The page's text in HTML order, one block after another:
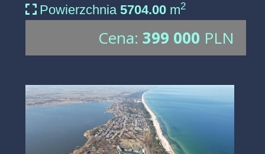
Powierzchnia5704.00 m2
Cena: 399 000 PLN